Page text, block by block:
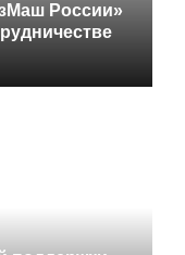
России»